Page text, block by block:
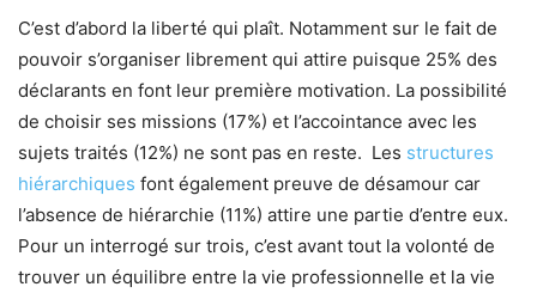
C’est d’abord la liberté qui plaît. Notamment sur le fait de
pouvoir s’organiser librement qui attire puisque 25% des
déclarants en font leur première motivation. La possibilité
de choisir ses missions (17%) et l’accointance avec les
sujets traités (12%) ne sont pas en reste. Les structures
hiérarchiques font également preuve de désamour car
l’absence de hiérarchie (11%) attire une partie d’entre eux.
Pour un interrogé sur trois, c’est avant tout la volonté de
trouver un équilibre entre la vie professionnelle et la vie